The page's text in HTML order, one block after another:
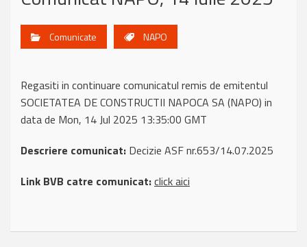
Comunicate NAPO
Regasiti in continuare comunicatul remis de emitentul
SOCIETATEA DE CONSTRUCTII NAPOCA SA (NAPO) in
data de Mon, 14 Jul 2025 13:35:00 GMT
Descriere comunicat: Decizie ASF nr.653/14.07.2025
Link BVB catre comunicat:click aici